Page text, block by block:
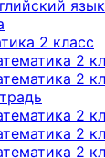
язык
2 класс
2
2
2
2
2